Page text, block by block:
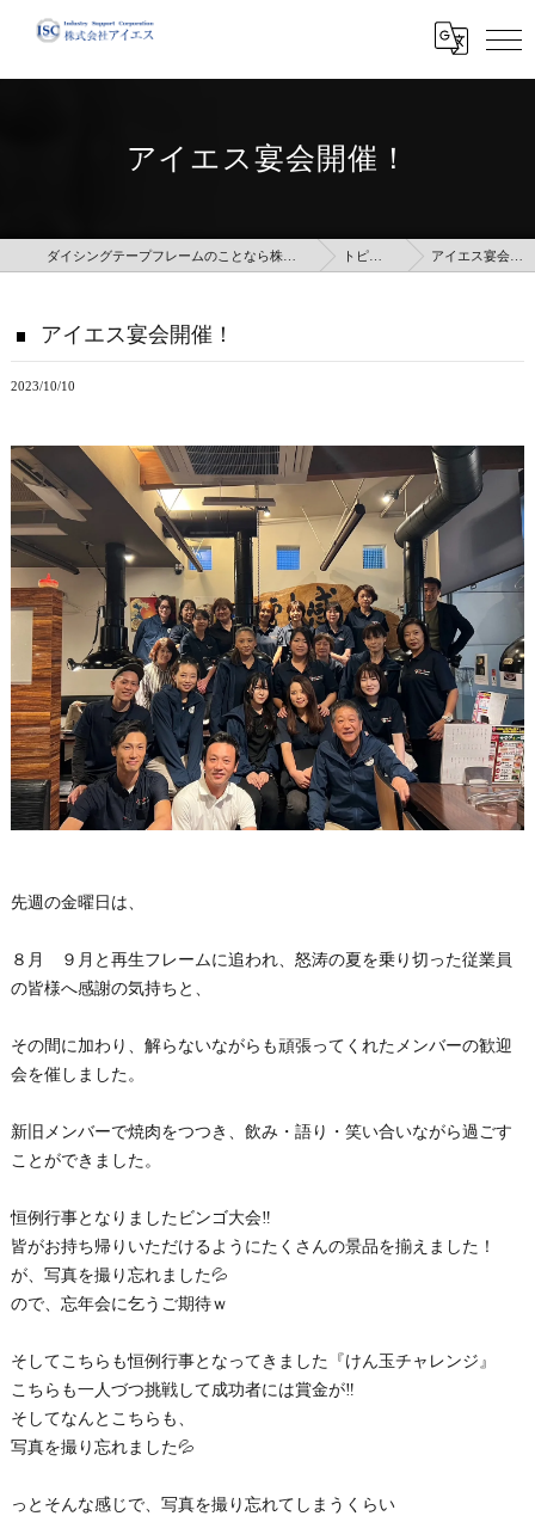
アイエス宴会開催！
ダイシングテープフレームのことなら株式会社アイエス トピックス アイエス宴会開催！
アイエス宴会開催！
2023/10/10
先週の金曜日は、
８月 ９月と再生フレームに追われ、怒涛の夏を乗り切った従業員
の皆様へ感謝の気持ちと、
その間に加わり、解らないながらも頑張ってくれたメンバーの歓迎
会を催しました。
新旧メンバーで焼肉をつつき、飲み・語り・笑い合いながら過ごす
ことができました。
恒例行事となりましたビンゴ大会‼
皆がお持ち帰りいただけるようにたくさんの景品を揃えました！
が、写真を撮り忘れました💦
ので、忘年会に乞うご期待ｗ
そしてこちらも恒例行事となってきました『けん玉チャレンジ』
こちらも一人づつ挑戦して成功者には賞金が‼
そしてなんとこちらも、
写真を撮り忘れました💦
っとそんな感じで、写真を撮り忘れてしまうくらい